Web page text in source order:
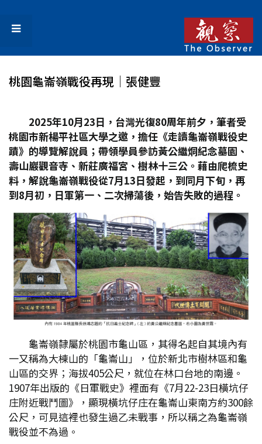
桃園龜崙嶺戰役再現│張健豐
2025年10月23日，台灣光復80周年前夕，筆者受
桃園市新楊平社區大學之邀，擔任《走讀龜崙嶺戰役史
蹟》的導覽解說員；帶領學員參訪黃公繼烔紀念墓園、
壽山巖觀音寺、新莊廣福宮、樹林十三公。藉由爬梳史
料，解說龜崙嶺戰役從7月13日發起，到同月下旬，再
到8月初，日軍第一、二次掃蕩後，始告失敗的過程。
龜崙嶺隸屬於桃園市龜山區，其得名起自其境內有
一又稱為大棟山的「龜崙山」，位於新北市樹林區和龜
山區的交界；海拔405公尺，就位在林口台地的南邊。
1907年出版的《日軍戰史》裡面有《7月22-23日橫坑仔
庄附近戰鬥圖》，顯現橫坑仔庄在龜崙山東南方約300餘
公尺，可見這裡也發生過乙未戰事，所以稱之為龜崙嶺
戰役並不為過。